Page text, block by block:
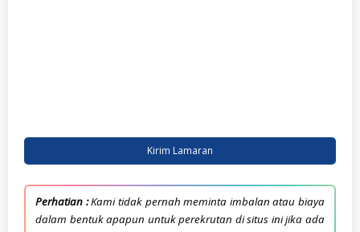
Kirim Lamaran
Perhatian :Kami tidak pernah meminta imbalan atau biaya
dalam bentuk apapun untuk perekrutan di situs ini jika ada